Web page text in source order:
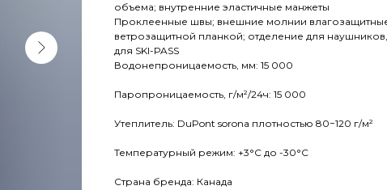
объема; внутренние эластичные манжеты
Проклеенные швы; внешние молнии
ветрозащитной планкой; отделение для
для SKI-PASS
Водонепроницаемость, мм: 15 000
Паропроницаемость, г/м²/24ч: 15 000
Утеплитель: DuPont sorona плотностью 80−120 г/м²
Температурный режим: +3°С до -30°С
Страна бренда: Канада